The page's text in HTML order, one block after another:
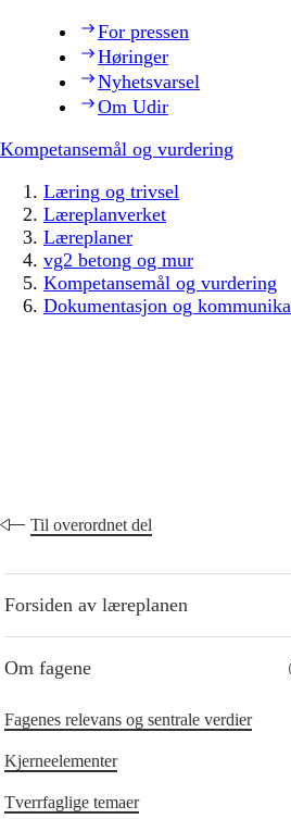
For pressen
Høringer
Nyhetsvarsel
Om Udir
Kompetansemål og vurdering
Læring og trivsel
Læreplanverket
Læreplaner
vg2 betong og mur
Kompetansemål og vurdering
Dokumentasjon og
Til overordnet del
Forsiden av læreplanen
Om fagene
Fagenes relevans og sentrale verdier
Kjerneelementer
Tverrfaglige temaer